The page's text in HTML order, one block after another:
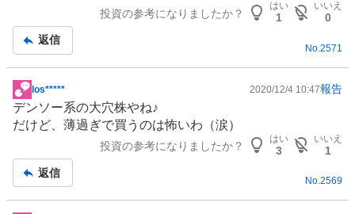
投資の参考になりましたか？
はい
1
いいえ
0
返信
No. 2571
掲
示
板
los***** 2020/12/4 10:47報告
デンソー系の大穴株やね♪
だけど、薄過ぎで買うのは怖いわ（涙）
投資の参考になりましたか？
はい
3
いいえ
1
返信
No.2569